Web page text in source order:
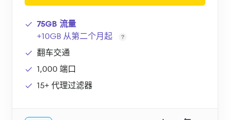
75GB 流量
+10GB 从第二个月起
翻车交通
1,000 端口
15+ 代理过滤器